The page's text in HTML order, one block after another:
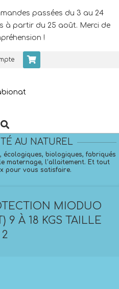
passées du 3 au 24
à partir du 25 août. Merci de
!
Search
AU NATUREL
biologiques, fabriqués
maternage, l’allaitement. Et tout
pour vous satisfaire.
MIODUO
9 À 18 KGS TAILLE
2